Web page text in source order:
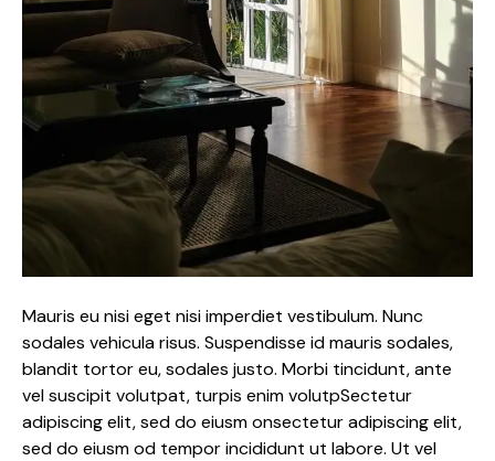
Mauris eu nisi eget nisi imperdiet vestibulum. Nunc
sodales vehicula risus. Suspendisse id mauris sodales,
blandit tortor eu, sodales justo. Morbi tincidunt, ante
vel suscipit volutpat, turpis enim volutpSectetur
adipiscing elit, sed do eiusm onsectetur adipiscing elit,
sed do eiusm od tempor incididunt ut labore. Ut vel